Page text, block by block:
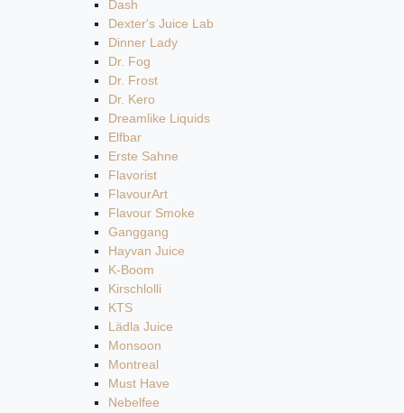
Dash
Dexter's Juice Lab
Dinner Lady
Dr. Fog
Dr. Frost
Dr. Kero
Dreamlike Liquids
Elfbar
Erste Sahne
Flavorist
FlavourArt
Flavour Smoke
Ganggang
Hayvan Juice
K-Boom
Kirschlolli
KTS
Lädla Juice
Monsoon
Montreal
Must Have
Nebelfee